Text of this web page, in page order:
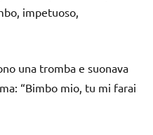
impetuoso,
una tromba e suonava
“Bimbo mio, tu mi farai